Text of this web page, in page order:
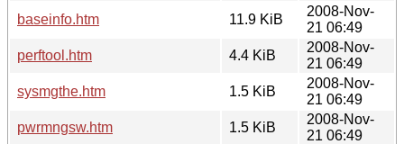
baseinfo.htm
11.9 KiB
2008-Nov-
21 06:49
perftool.htm
4.4 KiB
2008-Nov-
21 06:49
sysmgthe.htm
1.5 KiB
2008-Nov-
21 06:49
pwrmngsw.htm
1.5 KiB
2008-Nov-
21 06:49